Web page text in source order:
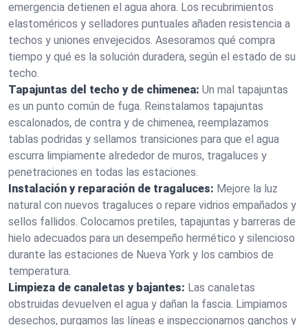
emergencia detienen el agua ahora. Los recubrimientos
elastoméricos y selladores puntuales añaden resistencia a
techos y uniones envejecidos. Asesoramos qué compra
tiempo y qué es la solución duradera, según el estado de su
techo.
Tapajuntas del techo y de chimenea: Un mal tapajuntas
es un punto común de fuga. Reinstalamos tapajuntas
escalonados, de contra y de chimenea, reemplazamos
tablas podridas y sellamos transiciones para que el agua
escurra limpiamente alrededor de muros, tragaluces y
penetraciones en todas las estaciones.
Instalación y reparación de tragaluces: Mejore la luz
natural con nuevos tragaluces o repare vidrios empañados y
sellos fallidos. Colocamos pretiles, tapajuntas y barreras de
hielo adecuados para un desempeño hermético y silencioso
durante las estaciones de Nueva York y los cambios de
temperatura.
Limpieza de canaletas y bajantes: Las canaletas
obstruidas devuelven el agua y dañan la fascia. Limpiamos
desechos, purgamos las líneas e inspeccionamos ganchos y